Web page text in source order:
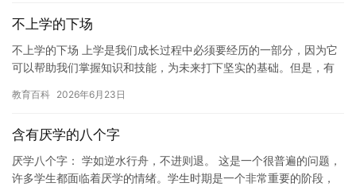
不上学的下场
不上学的下场 上学是我们成长过程中必须要经历的一部分，因为它
可以帮助我们掌握知识和技能，为未来打下坚实的基础。但是，有
压力…
教育百科 2026年6月23日
含有厌学的八个字
厌学八个字： 学如逆水行舟，不进则退。 这是一个很普遍的问题，
许多学生都面临着厌学的情绪。学生时期是一个非常重要的阶段，